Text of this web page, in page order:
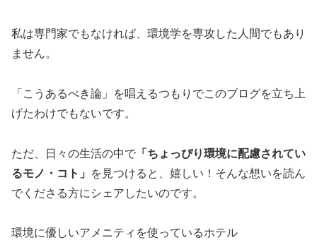
私は専門家でもなければ、環境学を専攻した人間でもあり
ません。
「こうあるべき論」を唱えるつもりでこのブログを立ち上
げたわけでもないです。
ただ、日々の生活の中で 「ちょっぴり環境に配慮されてい
るモノ・コト」
を見つけると、嬉しい！そんな想いを読ん
でくださる方にシェアしたいのです。
環境に優しいアメニティを使っているホテル